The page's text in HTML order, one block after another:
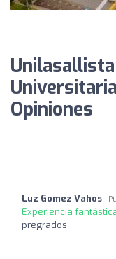
Opiniones
Luz Gomez Vahos
Experiencia
pregrados